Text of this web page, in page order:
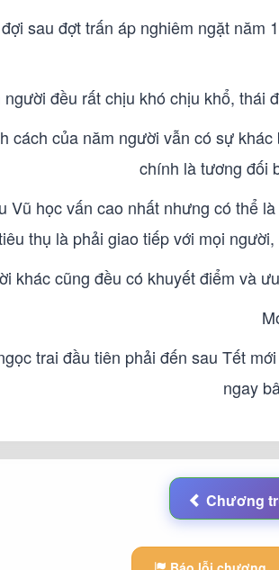
sau đợt trấn áp nghiêm ngặt
người đều rất chịu khó chịu khổ, thái
cách của năm người vẫn có sự
chính là tương đối
Vũ học vấn cao nhất nhưng có thể
thụ là phải giao tiếp với mọi
khác cũng đều có khuyết điểm và
trai đầu tiên phải đến sau Tết
ngay
Chương